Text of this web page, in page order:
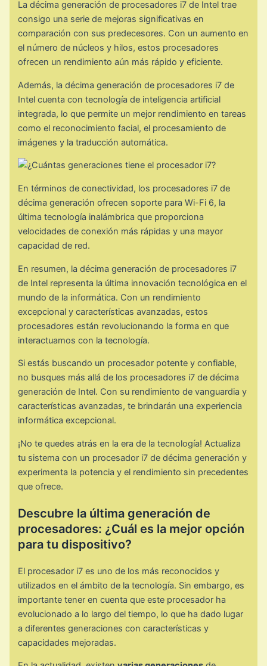
La décima generación de procesadores i7 de Intel trae
consigo una serie de mejoras significativas en
comparación con sus predecesores. Con un aumento en
el número de núcleos y hilos, estos procesadores
ofrecen un rendimiento aún más rápido y eficiente.
Además, la décima generación de procesadores i7 de
Intel cuenta con tecnología de inteligencia artificial
integrada, lo que permite un mejor rendimiento en tareas
como el reconocimiento facial, el procesamiento de
imágenes y la traducción automática.
En términos de conectividad, los procesadores i7 de
décima generación ofrecen soporte para Wi-Fi 6, la
última tecnología inalámbrica que proporciona
velocidades de conexión más rápidas y una mayor
capacidad de red.
En resumen, la décima generación de procesadores i7
de Intel representa la última innovación tecnológica en el
mundo de la informática. Con un rendimiento
excepcional y características avanzadas, estos
procesadores están revolucionando la forma en que
interactuamos con la tecnología.
Si estás buscando un procesador potente y confiable,
no busques más allá de los procesadores i7 de décima
generación de Intel. Con su rendimiento de vanguardia y
características avanzadas, te brindarán una experiencia
informática excepcional.
¡No te quedes atrás en la era de la tecnología! Actualiza
tu sistema con un procesador i7 de décima generación y
experimenta la potencia y el rendimiento sin precedentes
que ofrece.
Descubre la última generación de
procesadores: ¿Cuál es la mejor opción
para tu dispositivo?
El procesador i7 es uno de los más reconocidos y
utilizados en el ámbito de la tecnología. Sin embargo, es
importante tener en cuenta que este procesador ha
evolucionado a lo largo del tiempo, lo que ha dado lugar
a diferentes generaciones con características y
capacidades mejoradas.